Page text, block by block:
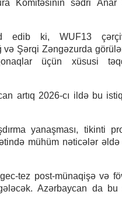
Komitəsinin sədri Anar
edib ki, WUF13
və Şərqi Zəngəzurda
üçün xüsusi
artıq 2026-cı ildə bu
yanaşması, tikinti
mühüm nəticələr
tez post-münaqişə və
Azərbaycan da bu